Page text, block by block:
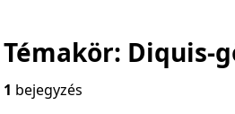
Témakör: Diquis-
1 bejegyzés